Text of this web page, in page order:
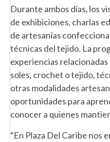
Durante ambos días, los
de exhibiciones, charlas
de artesanías
técnicas del tejido. La
experiencias relacionadas
soles, crochet o tejido,
otras modalidades
oportunidades para
conocer a quienes
“En Plaza Del Caribe nos